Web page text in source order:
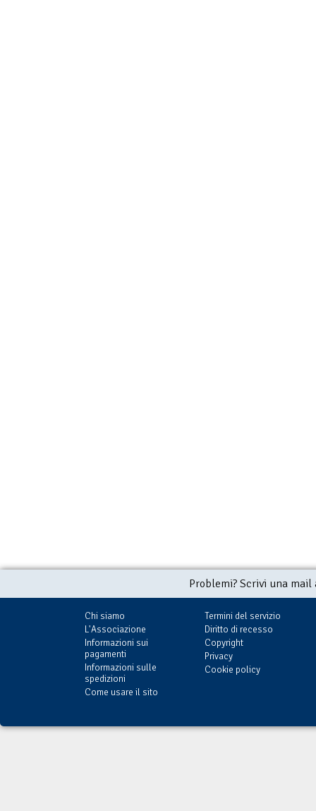
Problemi? Scrivi una
Chi siamo
L'Associazione
Informazioni sui
pagamenti
Informazioni sulle
spedizioni
Come usare il sito
Termini del servizio
Diritto di recesso
Copyright
Privacy
Cookie policy